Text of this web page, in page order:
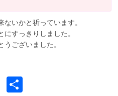
いかと祈っています。
すっきりしました。
ございました。
Twitter